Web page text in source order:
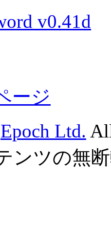
v0.41d
ージ
Epoch Ltd.
ンツの無